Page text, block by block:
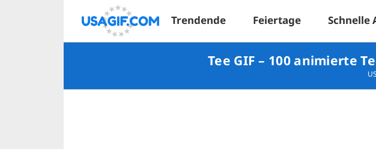
Trendende Feiertage Schnelle
Tee GIF – 100 animierte